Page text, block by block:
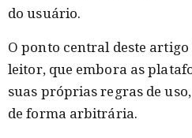
do usuário.
O ponto central deste
leitor, que embora as
suas próprias regras de
de forma arbitrária.